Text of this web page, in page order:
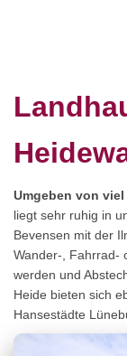
Umgeben von viel
liegt sehr ruhig in
Bevensen mit der
Wander-, Fahrrad-
werden und
Heide bieten sich
Hansestädte